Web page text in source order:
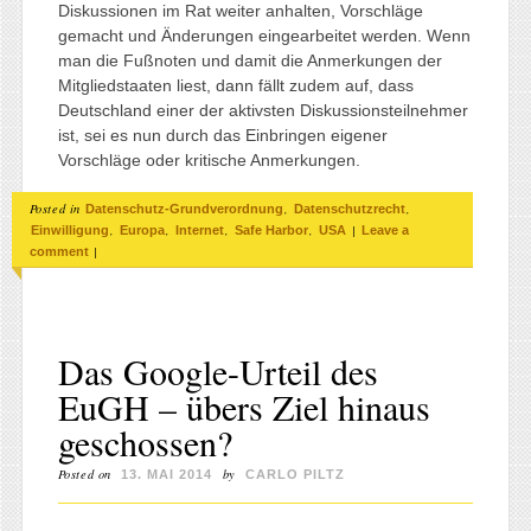
Diskussionen im Rat weiter anhalten, Vorschläge
gemacht und Änderungen eingearbeitet werden. Wenn
man die Fußnoten und damit die Anmerkungen der
Mitgliedstaaten liest, dann fällt zudem auf, dass
Deutschland einer der aktivsten Diskussionsteilnehmer
ist, sei es nun durch das Einbringen eigener
Vorschläge oder kritische Anmerkungen.
Posted in Datenschutz-Grundverordnung, Datenschutzrecht,
Einwilligung, Europa, Internet, Safe Harbor, USA | Leave a
comment |
Das Google-Urteil des
EuGH – übers Ziel hinaus
geschossen?
Posted on 13. MAI 2014 by CARLO PILTZ